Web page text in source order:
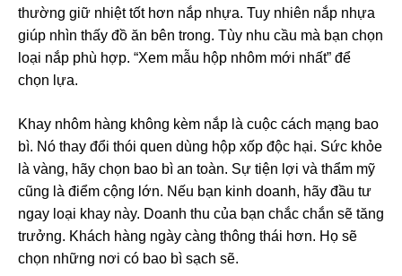
thường giữ nhiệt tốt hơn nắp nhựa. Tuy nhiên nắp nhựa
giúp nhìn thấy đồ ăn bên trong. Tùy nhu cầu mà bạn chọn
loại nắp phù hợp. “Xem mẫu hộp nhôm mới nhất” để
chọn lựa.
Khay nhôm hàng không kèm nắp là cuộc cách mạng bao
bì. Nó thay đổi thói quen dùng hộp xốp độc hại. Sức khỏe
là vàng, hãy chọn bao bì an toàn. Sự tiện lợi và thẩm mỹ
cũng là điểm cộng lớn. Nếu bạn kinh doanh, hãy đầu tư
ngay loại khay này. Doanh thu của bạn chắc chắn sẽ tăng
trưởng. Khách hàng ngày càng thông thái hơn. Họ sẽ
chọn những nơi có bao bì sạch sẽ.